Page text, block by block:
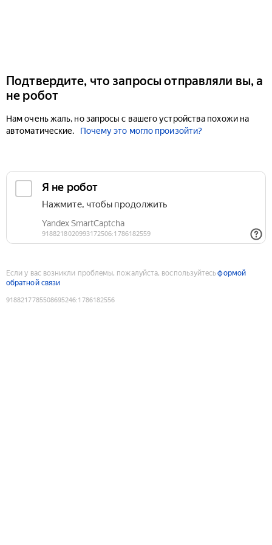
Подтвердите, что запросы отправляли вы, а
не робот
Нам очень жаль, но запросы с вашего устройства похожи на
автоматические.
Почему это могло произойти?
Если у вас возникли проблемы, пожалуйста, воспользуйтесьформой
обратной связи
9188217785508695246:1786182556